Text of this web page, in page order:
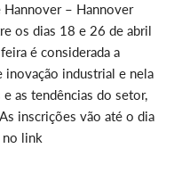
Hannover – Hannover
os dias 18 e 26 de abril
é considerada a
industrial e nela
as tendências do setor,
inscrições vão até o dia
no link